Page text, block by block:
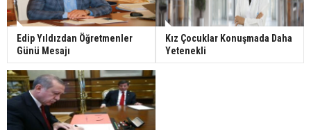
Edip Yıldızdan Öğretmenler
Günü Mesajı
Kız Çocuklar Konuşmada Daha
Yetenekli